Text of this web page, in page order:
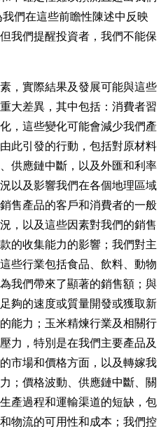
們在這些前瞻性陳述中反映
我們提醒投資者，我們不能保
，實際結果及發展可能與這些
大差異，其中包括：消費者習
，這些變化可能會減少我們產
此引發的行動，包括對原材料
供應鏈中斷，以及外匯和利率
以及影響我們在各個地理區域
售產品的客戶和消費者的一般
，以及這些因素對我們的銷售
的收集能力的影響；我們對主
些行業包括食品、飲料、動物
我們帶來了顯著的銷售額；與
夠的速度或質量開發或獲取新
能力；玉米精煉行業及相關行
力，特別是在我們主要產品及
市場和價格方面，以及轉嫁我
；價格波動、供應鏈中斷、關
產過程和運輸渠道的短缺，包
物流的可用性和成本；我們控